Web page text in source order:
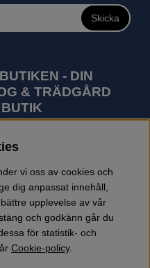
Skicka
- DIN
& TRÄDGÅRD
skogsmaskiner och
bl.a. robotgräsklippare,
riders, åkgräsklippare,
häcksaxar, lövblåsar,
och arbetskläder.
leveranser av Husqvarna
vi oss av cookies och
dig anpassat innehåll,
upplevelse av vår
och godkänn går du
för statistik- och
Cookie-policy.